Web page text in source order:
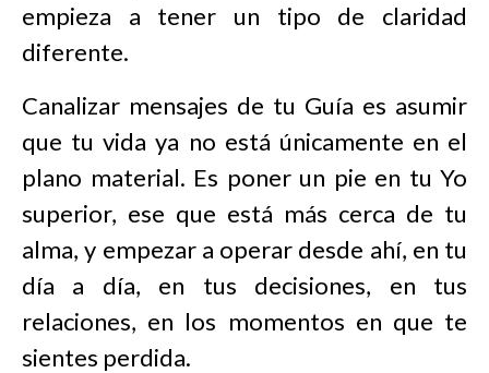
empieza a tener un tipo de claridad
diferente.
Canalizar mensajes de tu Guía es asumir
que tu vida ya no está únicamente en el
plano material. Es poner un pie en tu Yo
superior, ese que está más cerca de tu
alma, y empezar a operar desde ahí, en tu
día a día, en tus decisiones, en tus
relaciones, en los momentos en que te
sientes perdida.